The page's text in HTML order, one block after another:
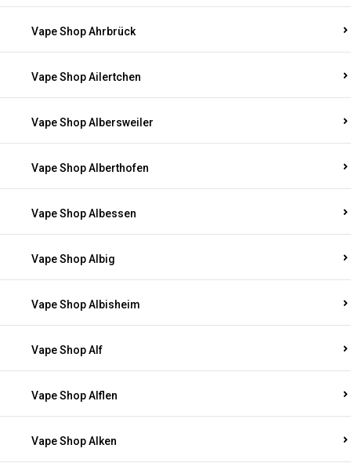
Vape Shop Ahrbrück
Vape Shop Ailertchen
Vape Shop Albersweiler
Vape Shop Alberthofen
Vape Shop Albessen
Vape Shop Albig
Vape Shop Albisheim
Vape Shop Alf
Vape Shop Alflen
Vape Shop Alken